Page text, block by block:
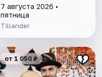
7 августа 2026 •
пятница
Tillander
от 1 050 ₽